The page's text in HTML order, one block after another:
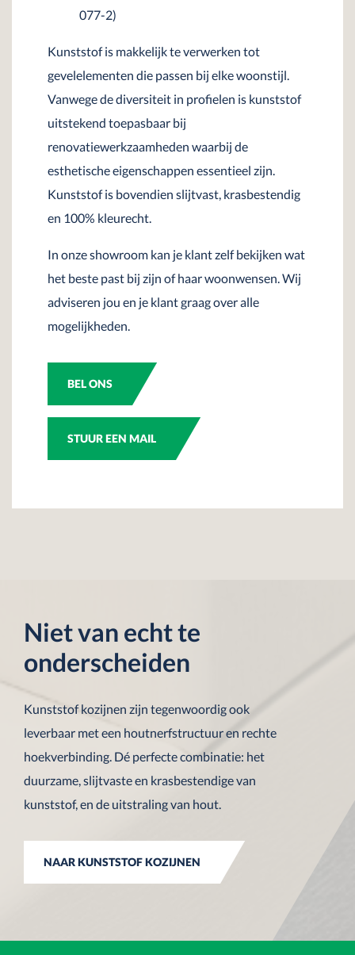
077-2)
Kunststof is makkelijk te verwerken tot
gevelelementen die passen bij elke woonstijl.
Vanwege de diversiteit in profielen is kunststof
uitstekend toepasbaar bij
renovatiewerkzaamheden waarbij de
esthetische eigenschappen essentieel zijn.
Kunststof is bovendien slijtvast, krasbestendig
en 100% kleurecht.
In onze showroom kan je klant zelf bekijken wat
het beste past bij zijn of haar woonwensen. Wij
adviseren jou en je klant graag over alle
mogelijkheden.
BEL ONS
STUUR EEN MAIL
Niet van echt te
onderscheiden
Kunststof kozijnen zijn tegenwoordig ook
leverbaar met een houtnerfstructuur en rechte
hoekverbinding. Dé perfecte combinatie: het
duurzame, slijtvaste en krasbestendige van
kunststof, en de uitstraling van hout.
NAAR KUNSTSTOF KOZIJNEN